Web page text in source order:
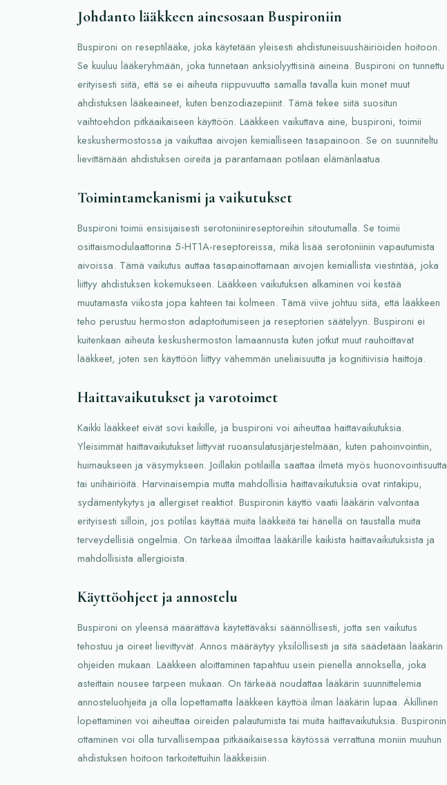
Johdanto lääkkeen ainesosaan Buspironiin
Buspironi on reseptilääke, joka käytetään yleisesti ahdistuneisuushäiriöiden hoitoon.
Se kuuluu lääkeryhmään, joka tunnetaan anksiolyyttisinä aineina. Buspironi on tunnettu
erityisesti siitä, että se ei aiheuta riippuvuutta samalla tavalla kuin monet muut
ahdistuksen lääkeaineet, kuten benzodiazepiinit. Tämä tekee siitä suositun
vaihtoehdon pitkäaikaiseen käyttöön. Lääkkeen vaikuttava aine, buspironi, toimii
keskushermostossa ja vaikuttaa aivojen kemialliseen tasapainoon. Se on suunniteltu
lievittämään ahdistuksen oireita ja parantamaan potilaan elämänlaatua.
Toimintamekanismi ja vaikutukset
Buspironi toimii ensisijaisesti serotoniinireseptoreihin sitoutumalla. Se toimii
osittaismodulaattorina 5-HT1A-reseptoreissa, mikä lisää serotoniinin vapautumista
aivoissa. Tämä vaikutus auttaa tasapainottamaan aivojen kemiallista viestintää, joka
liittyy ahdistuksen kokemukseen. Lääkkeen vaikutuksen alkaminen voi kestää
muutamasta viikosta jopa kahteen tai kolmeen. Tämä viive johtuu siitä, että lääkkeen
teho perustuu hermoston adaptoitumiseen ja reseptorien säätelyyn. Buspironi ei
kuitenkaan aiheuta keskushermoston lamaannusta kuten jotkut muut rauhoittavat
lääkkeet, joten sen käyttöön liittyy vähemmän uneliaisuutta ja kognitiivisia haittoja.
Haittavaikutukset ja varotoimet
Kaikki lääkkeet eivät sovi kaikille, ja buspironi voi aiheuttaa haittavaikutuksia.
Yleisimmät haittavaikutukset liittyvät ruoansulatusjärjestelmään, kuten pahoinvointiin,
huimaukseen ja väsymykseen. Joillakin potilailla saattaa ilmetä myös huonovointisuutta
tai unihäiriöitä. Harvinaisempia mutta mahdollisia haittavaikutuksia ovat rintakipu,
sydämentykytys ja allergiset reaktiot. Buspironin käyttö vaatii lääkärin valvontaa
erityisesti silloin, jos potilas käyttää muita lääkkeitä tai hänellä on taustalla muita
terveydellisiä ongelmia. On tärkeää ilmoittaa lääkärille kaikista haittavaikutuksista ja
mahdollisista allergioista.
Käyttöohjeet ja annostelu
Buspironi on yleensä määrättävä käytettäväksi säännöllisesti, jotta sen vaikutus
tehostuu ja oireet lievittyvät. Annos määräytyy yksilöllisesti ja sitä säädetään lääkärin
ohjeiden mukaan. Lääkkeen aloittaminen tapahtuu usein pienellä annoksella, joka
asteittain nousee tarpeen mukaan. On tärkeää noudattaa lääkärin suunnittelemia
annosteluohjeita ja olla lopettamatta lääkkeen käyttöä ilman lääkärin lupaa. Äkillinen
lopettaminen voi aiheuttaa oireiden palautumista tai muita haittavaikutuksia. Buspironin
ottaminen voi olla turvallisempaa pitkäaikaisessa käytössä verrattuna moniin muuhun
ahdistuksen hoitoon tarkoitettuihin lääkkeisiin.